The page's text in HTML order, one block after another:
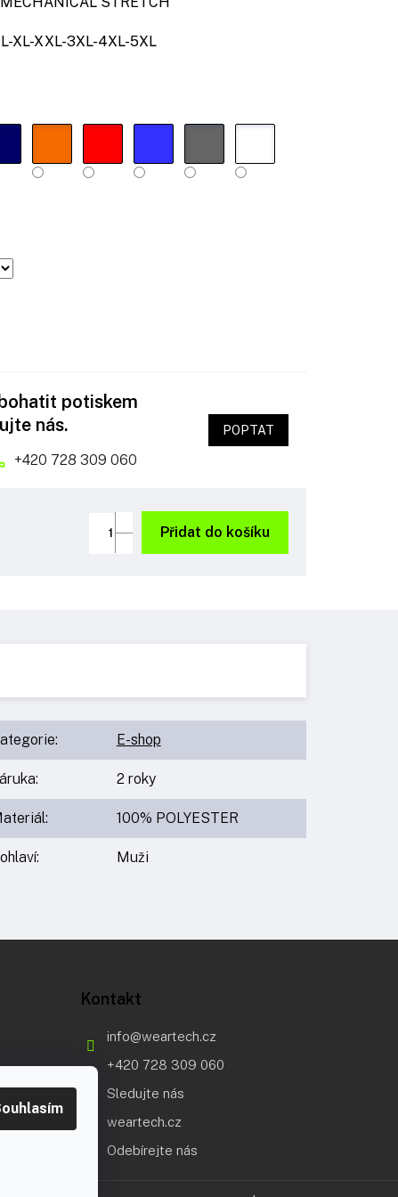
XL-XXL-3XL-4XL-5XL
Přidat do košíku
potiskem
nás.
+420 728 309 060
POPTAT
: E-shop
: 2 roky
: 100% POLYESTER
: Muži
Kontakt
info@weartech.cz
+420 728 309 060
Sledujte nás
weartech.cz
Odebírejte nás